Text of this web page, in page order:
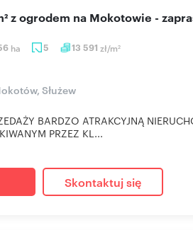
ha 5 13 591 zł/m2
z ogrodem na Mokotowie -
Służew
BARDZO ATRAKCYJNĄ
PRZEZ KL...
Skontaktuj się